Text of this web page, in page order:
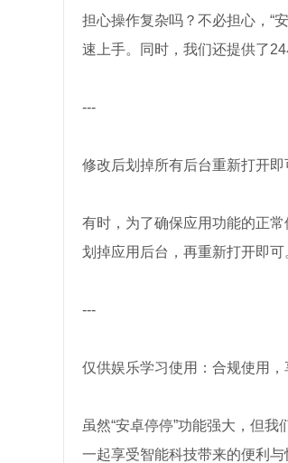
担心操作复杂吗？不必担心，“
速上手。同时，我们还提供了
---
修改后划掉所有后台重新打开
有时，为了确保应用功能的正
划掉应用后台，再重新打开即
---
仅供娱乐学习使用：合规使用
虽然“安卓停停”功能强大，但
一起享受智能科技带来的便利与